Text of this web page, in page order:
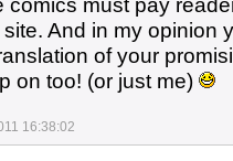
And in my opinion
of your
on too! (or just me)
16:38:02